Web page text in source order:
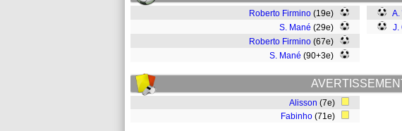
Roberto Firmino (19e)
S. Mané (29e)
Roberto Firmino (67e)
S. Mané (90+3e)
A.
J.
Alisson (7e)
Fabinho (71e)